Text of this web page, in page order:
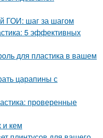
ГОИ: шаг за шагом
5 эффективных
для пластика в вашем
царапины с
проверенные
и кем